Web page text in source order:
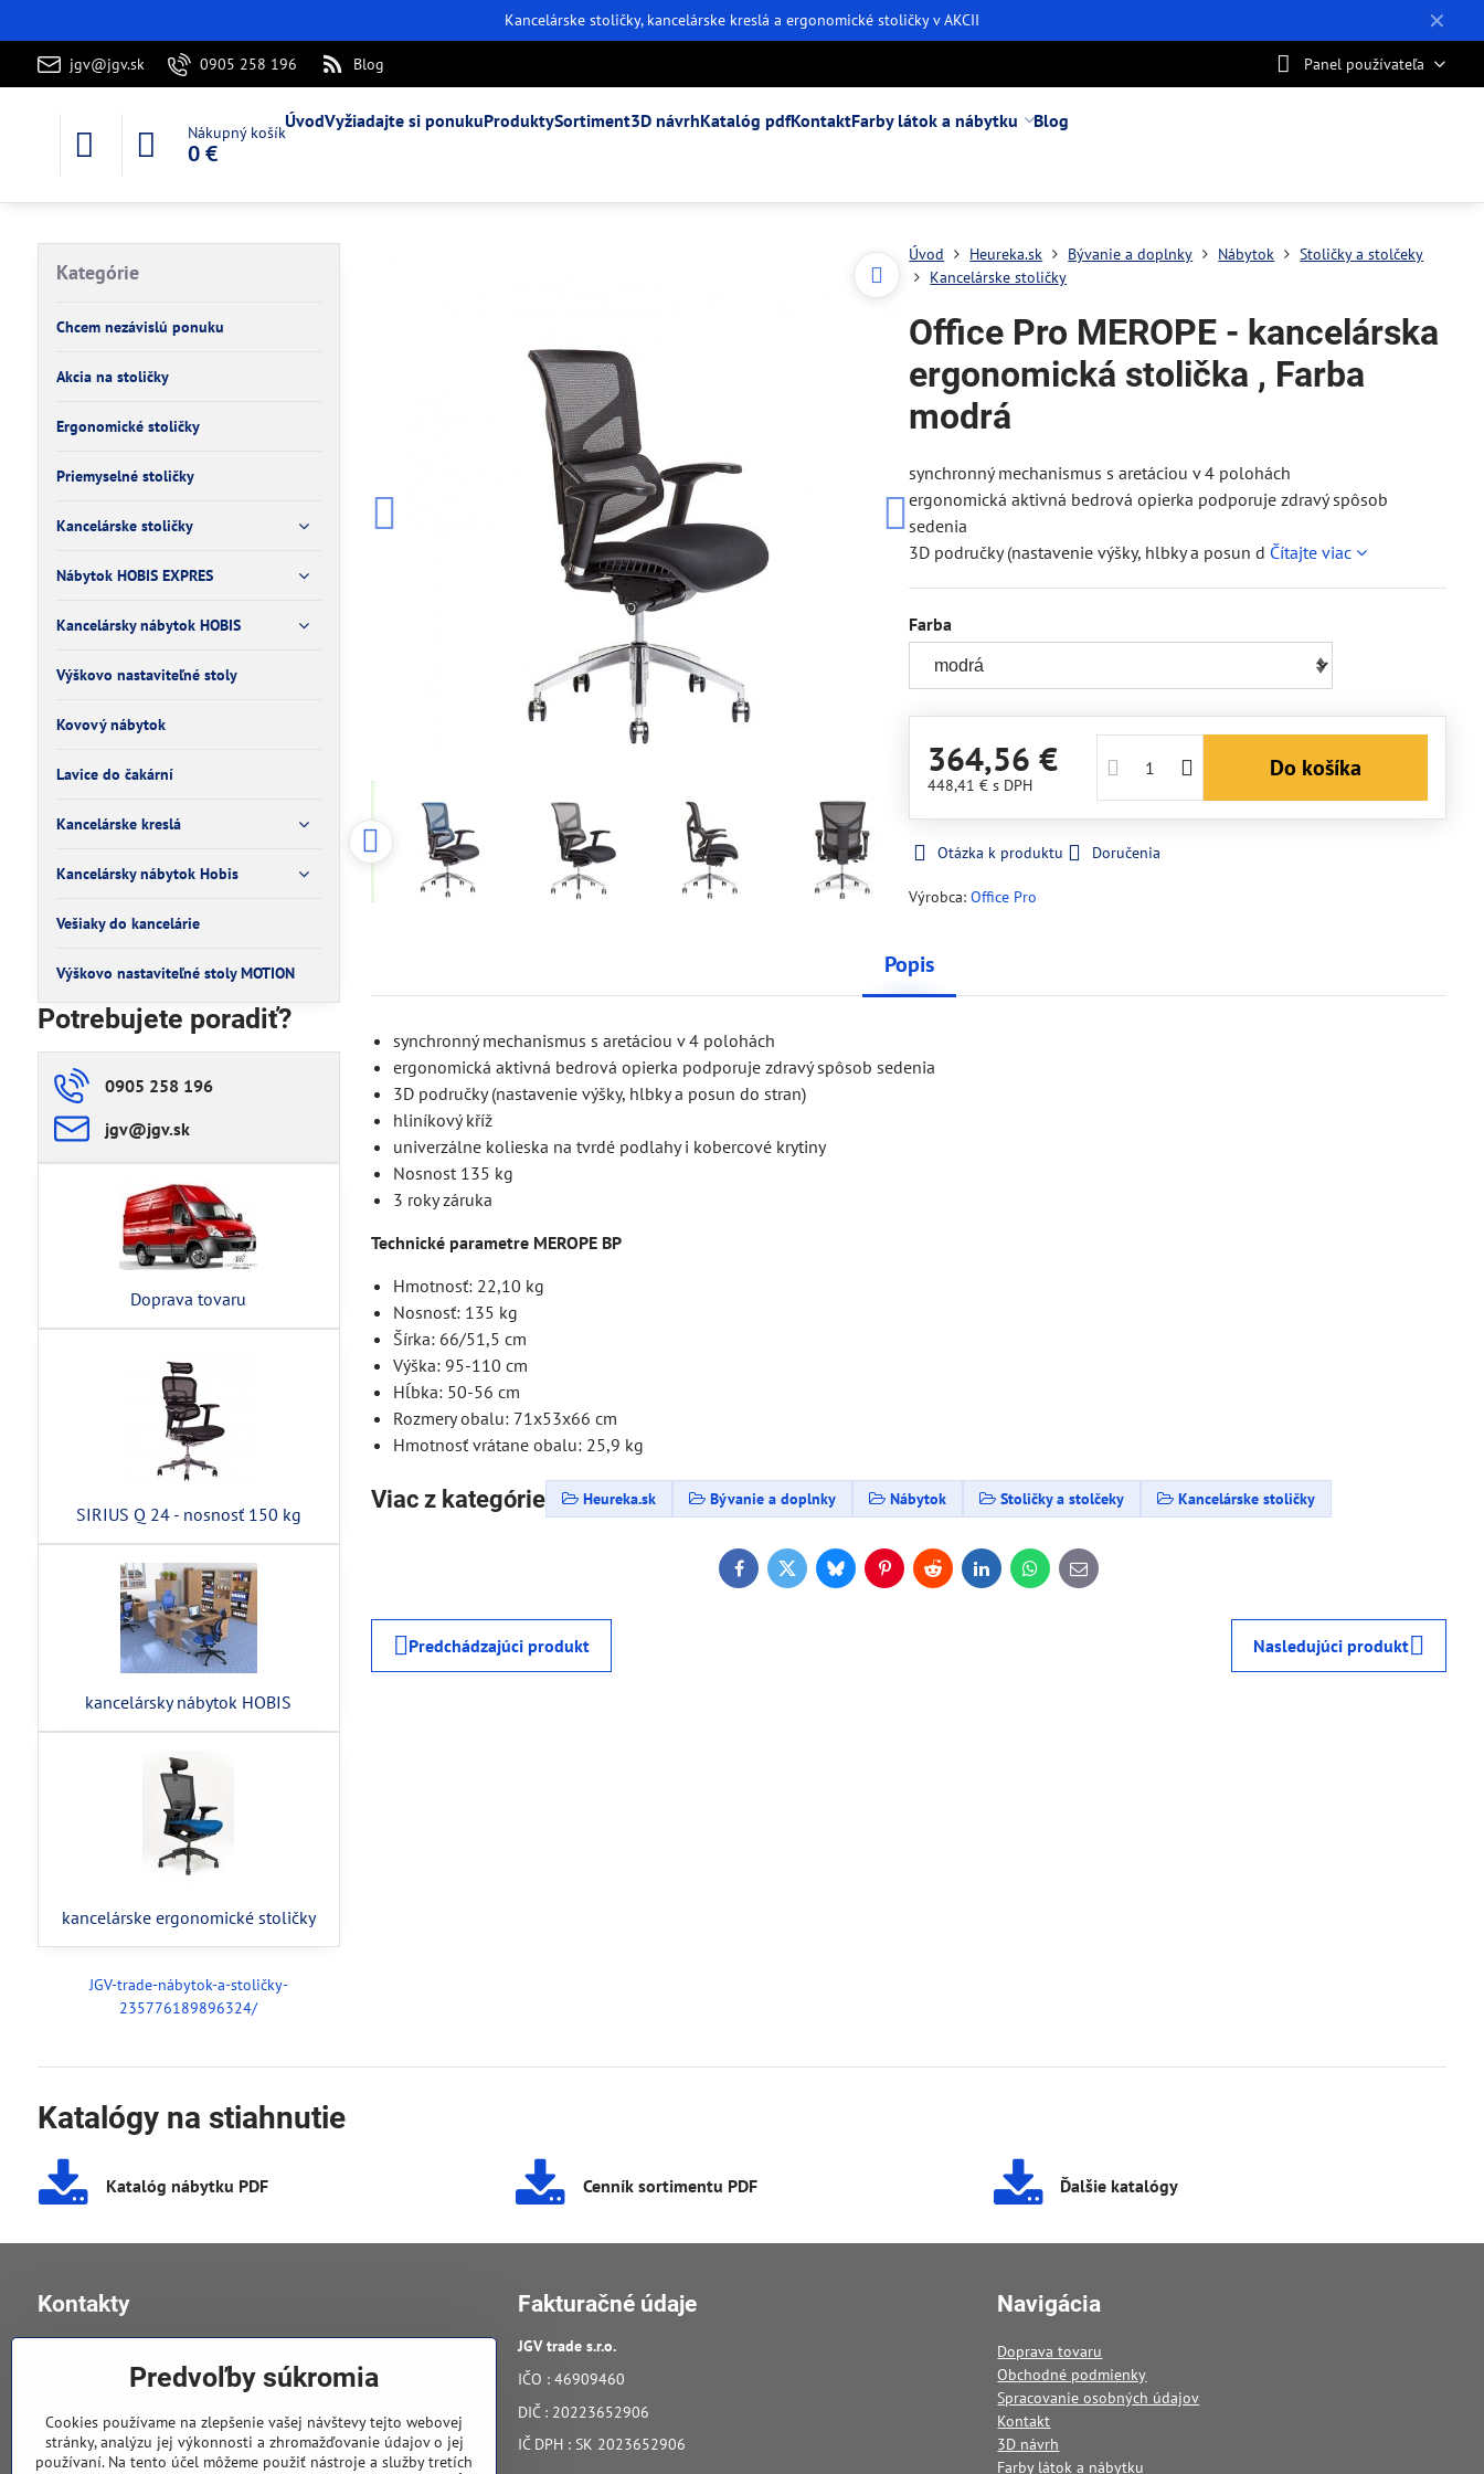
✕
Kancelárske stoličky, kancelárske kreslá a ergonomické stoličky v AKCII
jgv@jgv.sk 0905 258 196 Blog Panel používateľa
Nákupný košík
0 €
ÚvodVyžiadajte si ponukuProduktySortiment3D návrhKatalóg pdfKontaktFarby látok a nábytku Blog
Úvod Heureka.sk Bývanie a doplnky Nábytok
Stoličky a stolčeky
Kancelárske stoličky
Office Pro MEROPE - kancelárska
ergonomická stolička , Farba
modrá
synchronný mechanismus s aretáciou v 4 polohách
ergonomická aktivná bedrová opierka podporuje zdravý spôsob
sedenia
3D područky (nastavenie výšky, hlbky a posun d Čítajte viac
Farba
364,56 €
448,41 €s DPH
Do košíka
Otázka k produktu Doručenia
Výrobca:Office Pro
Popis
synchronný mechanismus s aretáciou v 4 polohách
ergonomická aktivná bedrová opierka podporuje zdravý spôsob sedenia
3D područky (nastavenie výšky, hlbky a posun do stran)
hliníkový kříž
univerzálne kolieska na tvrdé podlahy i kobercové krytiny
Nosnost 135 kg
3 roky záruka
Technické parametre MEROPE BP
Hmotnosť: 22,10 kg
Nosnosť: 135 kg
Šírka: 66/51,5 cm
Výška: 95-110 cm
Hĺbka: 50-56 cm
Rozmery obalu: 71x53x66 cm
Hmotnosť vrátane obalu: 25,9 kg
Viac z kategórie Heureka.sk Bývanie a doplnky Nábytok Stoličky a stolčeky Kancelárske stoličky
FacebookTwitterBlueskyPinterestRedditLinkedInWhatsApp
E-
mail
Predchádzajúci produkt Nasledujúci produkt
Kategórie
Chcem nezávislú ponuku
Akcia na stoličky
Ergonomické stoličky
Priemyselné stoličky
Kancelárske stoličky
Nábytok HOBIS EXPRES
Kancelársky nábytok HOBIS
Výškovo nastaviteľné stoly
Kovový nábytok
Lavice do čakární
Kancelárske kreslá
Kancelársky nábytok Hobis
Vešiaky do kancelárie
Výškovo nastaviteľné stoly MOTION
Potrebujete poradiť?
0905 258 196
jgv​@jgv​.sk
Doprava tovaru
SIRIUS Q 24 - nosnosť 150 kg
kancelársky nábytok HOBIS
kancelárske ergonomické stoličky
JGV-trade-nábytok-a-stoličky-
235776189896324/
Katalógy na stiahnutie
Katalóg nábytku PDF Cenník sortimentu PDF Ďalšie katalógy
Kontakty
v Úvoze 11, 040 01 Košice
0905 258 196
Fakturačné údaje
JGV trade s​.r​.o​.
IČO : 46909460
DIČ : 20223652906
IČ DPH : SK 2023652906
Navigácia
Doprava tovaru
Obchodné podmienky
Spracovanie osobných údajov
Kontakt
3D návrh
Farby látok a nábytku
Predvoľby súkromia
Cookies používame na zlepšenie vašej návštevy tejto webovej
stránky, analýzu jej výkonnosti a zhromažďovanie údajov o jej
používaní. Na tento účel môžeme použiť nástroje a služby tretích